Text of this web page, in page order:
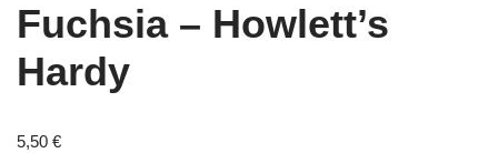
Fuchsia – Howlett’s
Hardy
5,50 €